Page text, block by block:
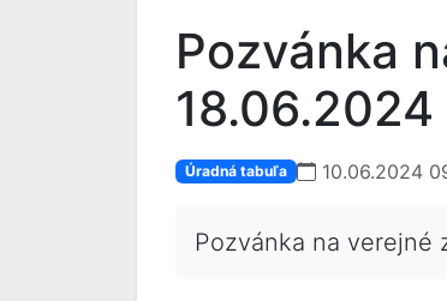
Pozvánka
18.06.2024
Úradná tabuľa 10.06.2024
Pozvánka na verejné